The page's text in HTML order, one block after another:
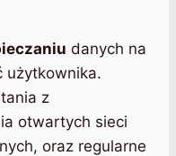
danych na
użytkownika.
z
otwartych sieci
oraz regularne